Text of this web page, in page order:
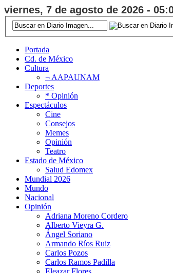
viernes, 7 de agosto de 2026 -
Portada
Cd. de México
Cultura
¬ AAPAUNAM
Deportes
* Opinión
Espectáculos
Cine
Consejos
Memes
Opinión
Teatro
Estado de México
Salud Edomex
Mundial 2026
Mundo
Nacional
Opinión
Adriana Moreno Cordero
Alberto Vieyra G.
Ángel Soriano
Armando Ríos Ruiz
Carlos Pozos
Carlos Ramos Padilla
Eleazar Flores